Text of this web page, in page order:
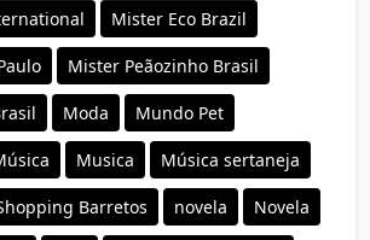
Mister Eco Brazil
Mister Peãozinho Brasil
Moda Mundo Pet
Musica Música sertaneja
Barretos novela Novela